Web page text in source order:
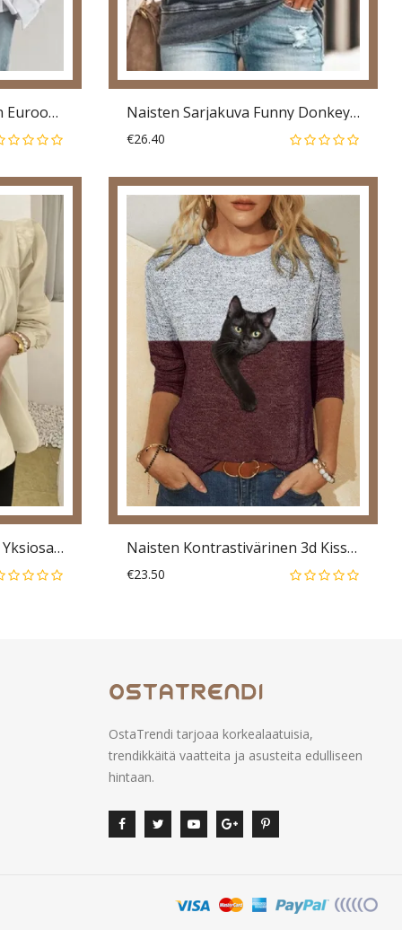
Löysästi Istuva Napillinen Eurooppalaistyylinen Työpusero Naisten Sarjakuva Funny Donkey Print Pitkähihainen O-Kaula Rento Collegepaita
€26.40
Nainen Puff Sleeve Retro Yksiosainen Kerrospusero Naisten Kontrastivärinen 3d Kissakuvioinen Pitkähihainen O-Kaula-Aukkoinen Rento T-Paita
€23.50
OstaTrendi tarjoaa korkealaatuisia,
trendikkäitä vaatteita ja asusteita edulliseen
hintaan.